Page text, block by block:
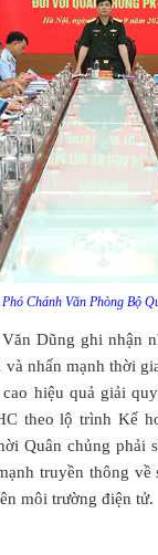
Chánh Văn Phòng Bộ
Dũng ghi nhận
nhấn mạnh thời
hiệu quả giải
theo lộ trình Kế
Quân chủng phải
truyền thông
môi trường điện tử.